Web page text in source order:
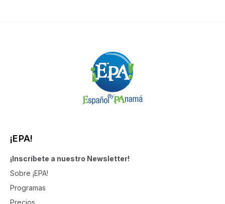
¡EPA!
¡Inscríbete a nuestro Newsletter!
Sobre ¡EPA!
Programas